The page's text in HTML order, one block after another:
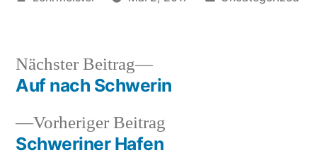
Beitrags-
Navigation
Vorheriger Beitrag
Schweriner Hafen
Nächster Beitrag
Nächster
Beitrag:
Auf nach Schwerin